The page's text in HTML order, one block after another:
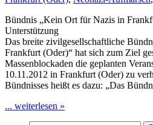
Bündnis „Kein Ort für Nazis in
Unterstützung
Das breite zivilgesellschaftliche
Frankfurt (Oder)“ hat sich zum Ziel
Massenblockaden die geplanten
10.11.2012 in Frankfurt (Oder) zu
Bündnisses heißt es dazu: „Das
... weiterlesen »